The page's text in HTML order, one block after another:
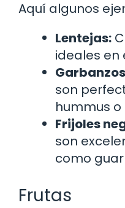
Aquí algunos
Lentejas:
ideales en
son
hummus
Frijoles
son
como
Frutas